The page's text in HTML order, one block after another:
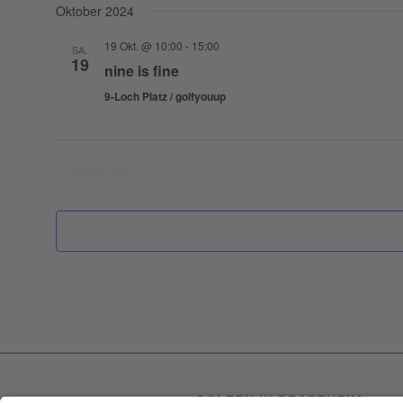
Oktober 2024
SA.
19
19 Okt. @ 10:00 - 15:00
nine is fine
9-Loch Platz / golfyouup